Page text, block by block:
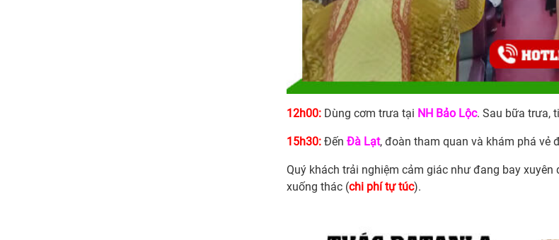
12h00: Dùng cơm trưa tại NH Bảo Lộc. Sau bữa trưa,
15h30: Đến Đà Lạt, đoàn tham quan và khám phá vẻ
Quý khách trải nghiệm cảm giác như đang bay
xuống thác (chi phí tự túc).